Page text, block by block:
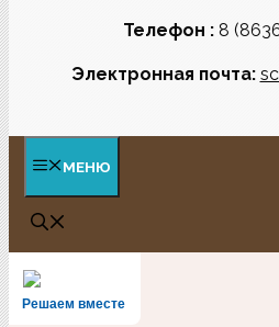
Телефон : 8
Электронная почта:
МЕНЮ
Решаем вместе